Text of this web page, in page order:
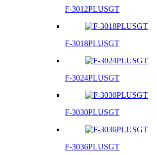
F-3012PLUSGT
F-3018PLUSGT
F-3024PLUSGT
F-3030PLUSGT
F-3036PLUSGT